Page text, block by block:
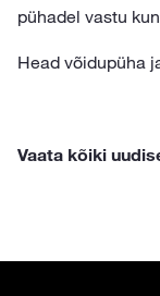
pühadel vastu
Head võidupüha
Vaata kõiki